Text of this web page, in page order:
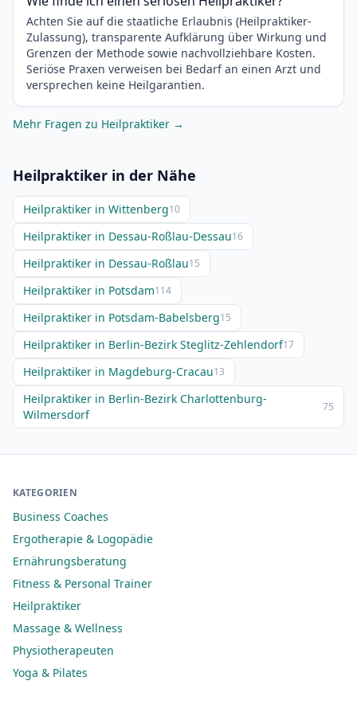
Achten Sie auf die staatliche Erlaubnis (Heilpraktiker-
Zulassung), transparente Aufklärung über Wirkung und
Grenzen der Methode sowie nachvollziehbare Kosten.
Seriöse Praxen verweisen bei Bedarf an einen Arzt und
versprechen keine Heilgarantien.
Mehr Fragen zu Heilpraktiker →
Heilpraktiker in der Nähe
Heilpraktiker in Wittenberg10
Heilpraktiker in Dessau-Roßlau-Dessau16
Heilpraktiker in Dessau-Roßlau15
Heilpraktiker in Potsdam114
Heilpraktiker in Potsdam-Babelsberg15
Heilpraktiker in Berlin-Bezirk Steglitz-Zehlendorf17
Heilpraktiker in Magdeburg-Cracau13
Heilpraktiker in Berlin-Bezirk Charlottenburg-
Wilmersdorf
75
KATEGORIEN
Business Coaches
Ergotherapie & Logopädie
Ernährungsberatung
Fitness & Personal Trainer
Heilpraktiker
Massage & Wellness
Physiotherapeuten
Yoga & Pilates